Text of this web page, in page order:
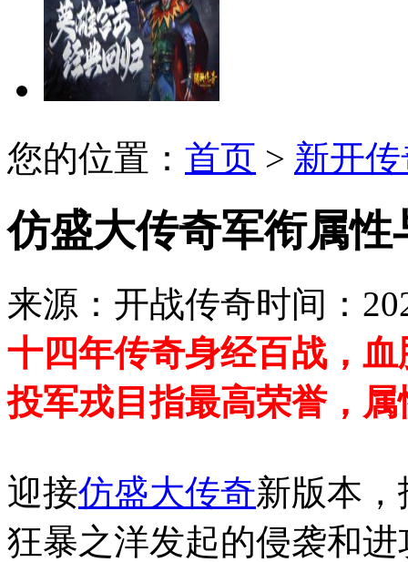
您的位置： 首页 > 新开
仿盛大传奇军衔属性
来源：开战传奇时间：
十四年传奇身经百战，
投军戎目指最高荣誉，
迎接仿盛大传奇新版本
狂暴之洋发起的侵袭和